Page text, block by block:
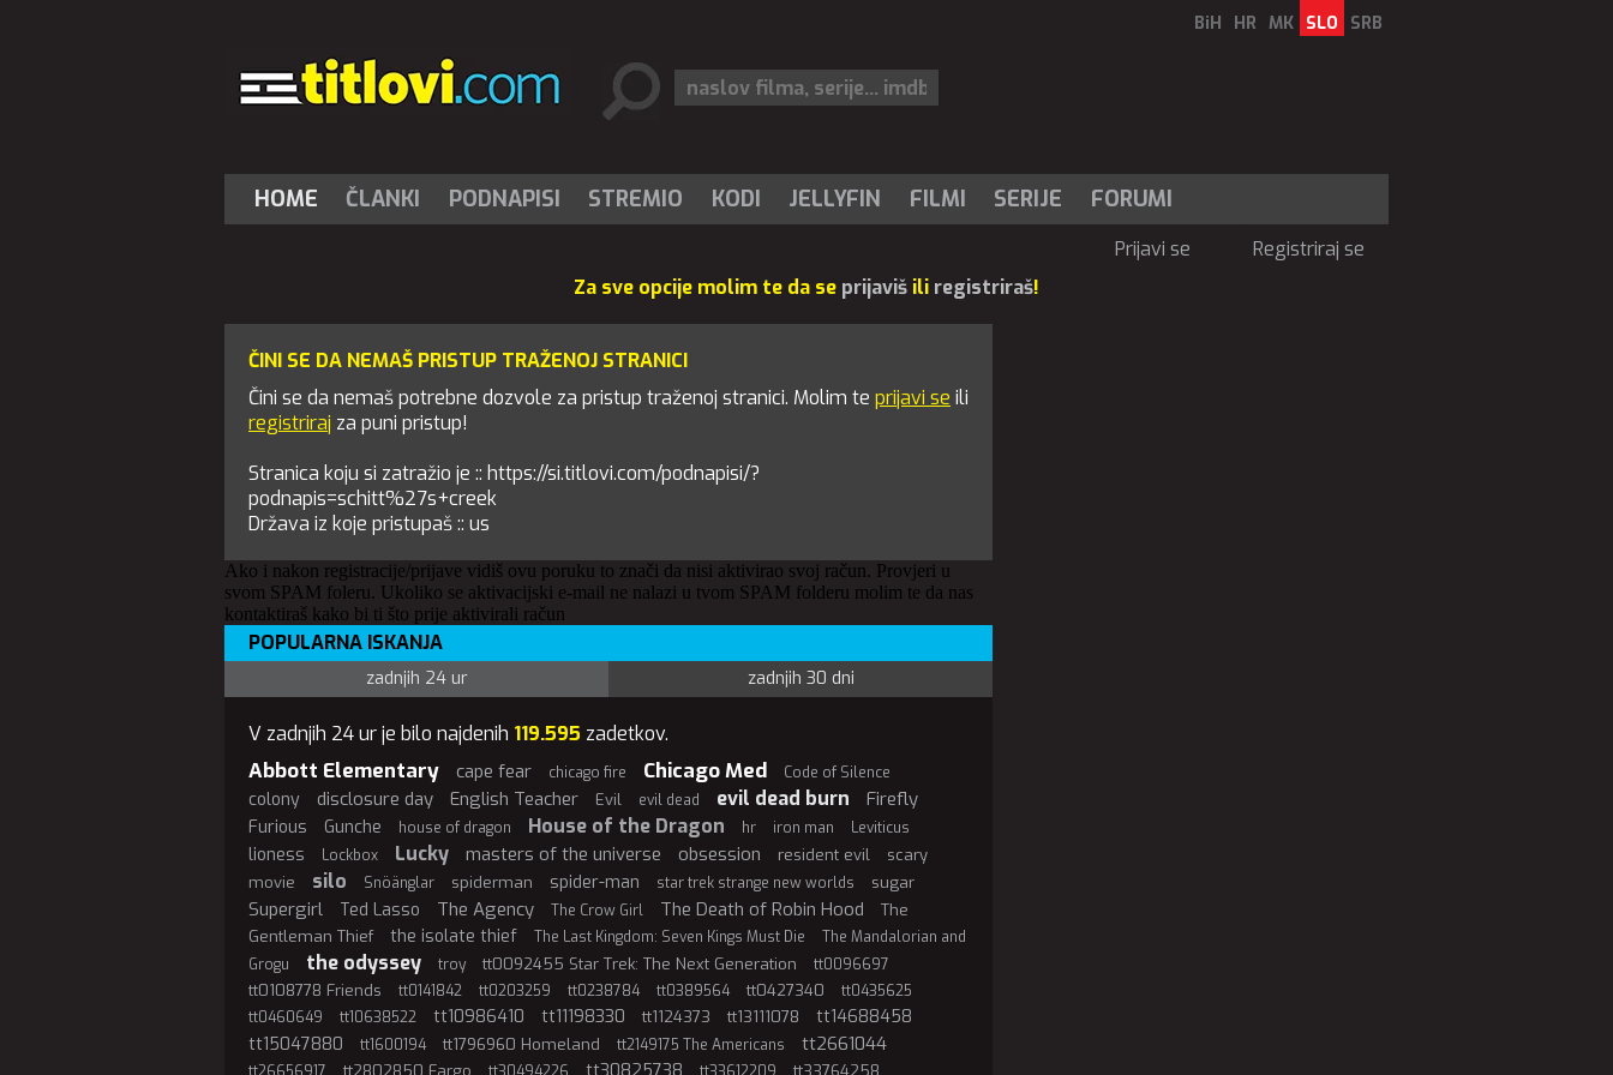
BiH HR MK SLO SRB
HOME ČLANKI PODNAPISI STREMIO KODI JELLYFIN FILMI SERIJE FORUMI
Prijavi se
Registriraj se
Za sve opcije molim te da se prijaviš ili registriraš!
ČINI SE DA NEMAŠ PRISTUP TRAŽENOJ STRANICI
Čini se da nemaš potrebne dozvole za pristup traženoj stranici. Molim te prijavi se ili
registriraj za puni pristup!
Stranica koju si zatražio je :: https://si.titlovi.com/podnapisi/?
podnapis=schitt%27s+creek
Država iz koje pristupaš :: us
Ako i nakon registracije/prijave vidiš ovu poruku to znači da nisi aktivirao svoj račun. Provjeri u
svom SPAM foleru. Ukoliko se aktivacijski e-mail ne nalazi u tvom SPAM folderu molim te da nas
kontaktiraš kako bi ti što prije aktivirali račun
POPULARNA ISKANJA
zadnjih 24 ur zadnjih 30 dni
V zadnjih 24 ur je bilo najdenih 119.595 zadetkov.
Abbott Elementary cape fear chicago fire Chicago Med Code of Silence
colony disclosure day English Teacher Evil evil dead evil dead burn Firefly
Furious Gunche house of dragon House of the Dragon hr iron man Leviticus
lioness Lockbox Lucky masters of the universe obsession resident evil
scary
movie
silo Snöänglar spiderman spider-man star trek strange new worlds sugar
Supergirl Ted Lasso The Agency The Crow Girl The Death of Robin Hood
The
Gentleman Thief
the isolate thief The Last Kingdom: Seven Kings Must Die
The Mandalorian and
Grogu
the odyssey troy tt0092455 Star Trek: The Next Generation tt0096697
tt0108778 Friends tt0141842 tt0203259 tt0238784 tt0389564 tt0427340
tt0435625
tt0460649
tt10638522 tt10986410 tt11198330 tt1124373 tt13111078
tt14688458
tt15047880
tt1600194 tt1796960 Homeland tt2149175 The Americans tt2661044
tt2802850 Fargo tt33764258